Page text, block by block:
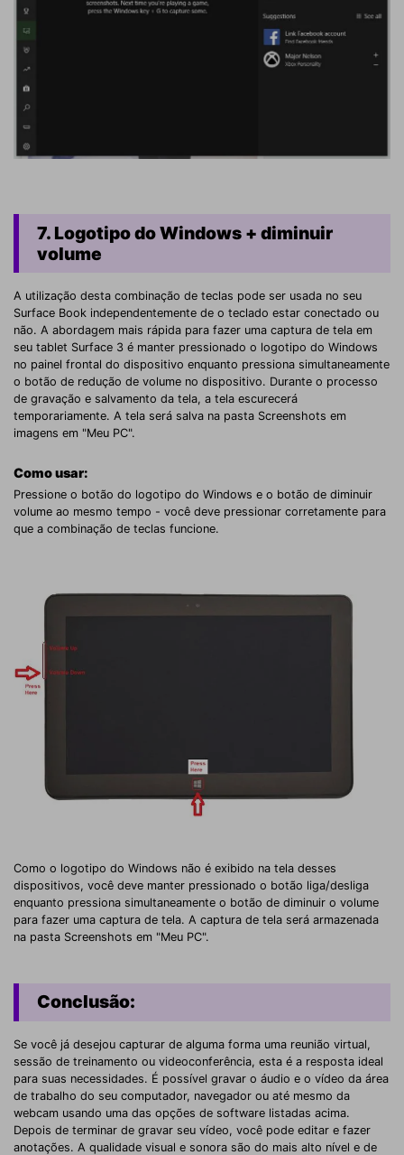
7. Logotipo do Windows + diminuir
volume
A utilização desta combinação de teclas pode ser usada no seu
Surface Book independentemente de o teclado estar conectado ou
não. A abordagem mais rápida para fazer uma captura de tela em
seu tablet Surface 3 é manter pressionado o logotipo do Windows
no painel frontal do dispositivo enquanto pressiona simultaneamente
o botão de redução de volume no dispositivo. Durante o processo
de gravação e salvamento da tela, a tela escurecerá
temporariamente. A tela será salva na pasta Screenshots em
imagens em "Meu PC".
Como usar:
Pressione o botão do logotipo do Windows e o botão de diminuir
volume ao mesmo tempo - você deve pressionar corretamente para
que a combinação de teclas funcione.
Como o logotipo do Windows não é exibido na tela desses
dispositivos, você deve manter pressionado o botão liga/desliga
enquanto pressiona simultaneamente o botão de diminuir o volume
para fazer uma captura de tela. A captura de tela será armazenada
na pasta Screenshots em "Meu PC".
Conclusão:
Se você já desejou capturar de alguma forma uma reunião virtual,
sessão de treinamento ou videoconferência, esta é a resposta ideal
para suas necessidades. É possível gravar o áudio e o vídeo da área
de trabalho do seu computador, navegador ou até mesmo da
webcam usando uma das opções de software listadas acima.
Depois de terminar de gravar seu vídeo, você pode editar e fazer
anotações. A qualidade visual e sonora são do mais alto nível e de